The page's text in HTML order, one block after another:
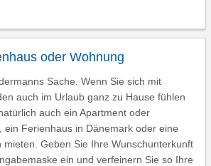
oder Wohnung
Sache. Wenn Sie sich mit
auch im Urlaub ganz zu Hause fühlen
auch ein Apartment oder
ein Ferienhaus in Dänemark oder eine
mieten. Geben Sie Ihre Wunschunterkunft
ein und verfeinern Sie so Ihre